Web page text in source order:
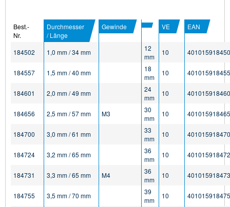
Best.-
Nr.
Durchmesser
/ Länge
Gewinde VE EAN
184502 1,0 mm / 34 mm
12
mm
10
184557 1,5 mm / 40 mm
18
mm
10
184601 2,0 mm / 49 mm
24
mm
10
184656 2,5 mm / 57 mm M3
30
mm
10
184700 3,0 mm / 61 mm
33
mm
10
184724 3,2 mm / 65 mm
36
mm
10
184731 3,3 mm / 65 mm M4
36
mm
10
184755 3,5 mm / 70 mm
39
mm
10